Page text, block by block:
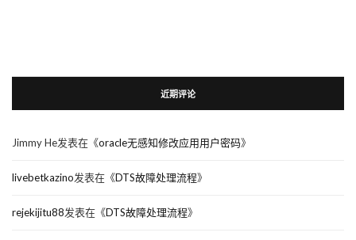
近期评论
Jimmy He发表在《oracle无感知修改应用用户密码》
livebetkazino发表在《DTS故障处理流程》
rejekijitu88发表在《DTS故障处理流程》